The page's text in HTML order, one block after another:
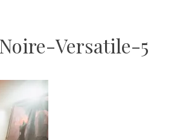
Versatile-5